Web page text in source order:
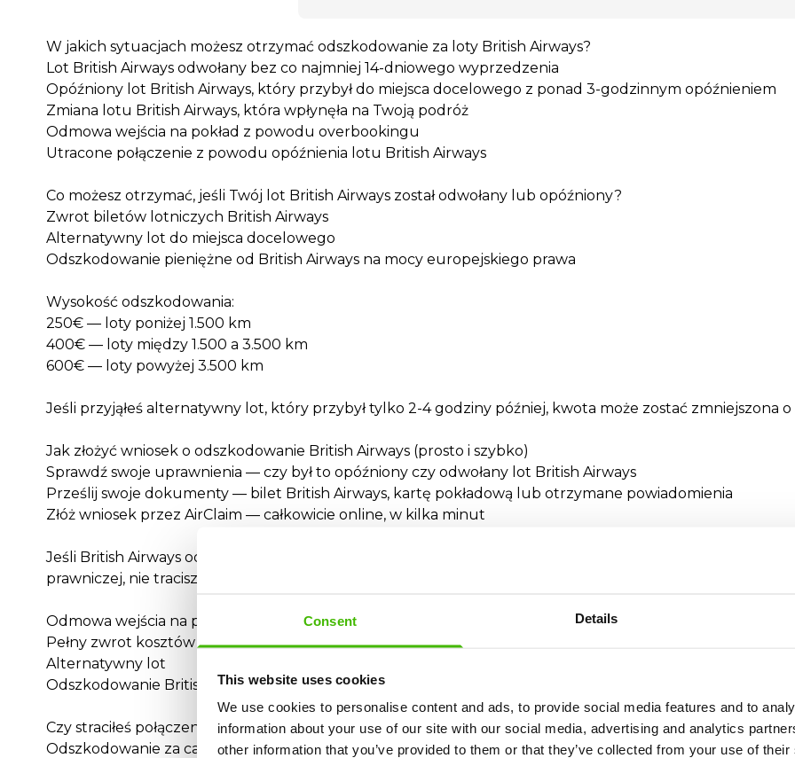
Consent Details
This website uses cookies
We use cookies to personalise content and ads, to provide social media features and to
information about your use of our site with our social media, advertising and analytics
other information that you’ve provided to them or that they’ve collected from your use of
W jakich sytuacjach możesz otrzymać odszkodowanie za loty British Airways?
Lot British Airways odwołany bez co najmniej 14-dniowego wyprzedzenia
Opóźniony lot British Airways, który przybył do miejsca docelowego z ponad 3-godzinnym opóźnieniem
Zmiana lotu British Airways, która wpłynęła na Twoją podróż
Odmowa wejścia na pokład z powodu overbookingu
Utracone połączenie z powodu opóźnienia lotu British Airways
Co możesz otrzymać, jeśli Twój lot British Airways został odwołany lub opóźniony?
Zwrot biletów lotniczych British Airways
Alternatywny lot do miejsca docelowego
Odszkodowanie pieniężne od British Airways na mocy europejskiego prawa
Wysokość odszkodowania:
250€ — loty poniżej 1.500 km
400€ — loty między 1.500 a 3.500 km
600€ — loty powyżej 3.500 km
Jeśli przyjąłeś alternatywny lot, który przybył tylko 2-4 godziny później, kwota może zostać zmniejszona o
Jak złożyć wniosek o odszkodowanie British Airways (prosto i szybko)
Sprawdź swoje uprawnienia — czy był to opóźniony czy odwołany lot British Airways
Prześlij swoje dokumenty — bilet British Airways, kartę pokładową lub otrzymane powiadomienia
Złóż wniosek przez AirClaim — całkowicie online, w kilka minut
Jeśli British Airways odmówi zapłaty, zespół prawny AirClaim zajmuje się wszystkim, w tym krokami
prawniczej, nie tracisz czasu.
Odmowa wejścia na pokład lub overbooking British Airways?
Pełny zwrot kosztów biletu
Alternatywny lot
Odszkodowanie British Airways do 600€
Czy straciłeś połączenie z powodu opóźnienia British Airways?
Odszkodowanie za całą podróż